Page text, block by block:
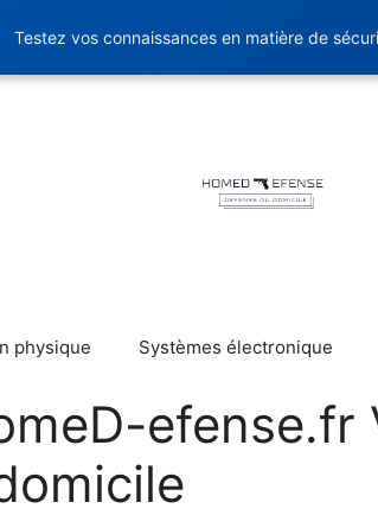
Testez vos connaissances en matière de
physique Systèmes électronique
efense.fr